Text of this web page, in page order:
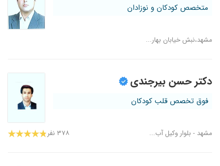
متخصص کودکان و نوزادان
مشهد،نبش خیابان بهار...
دکتر حسن بیرجندی
فوق تخصص قلب کودکان
مشهد - بلوار وکیل آب... ۳۷۸ نفر